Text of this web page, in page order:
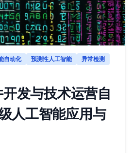
自动化 预测性人工智能
异常检测
发与技术运营自
人工智能应用与